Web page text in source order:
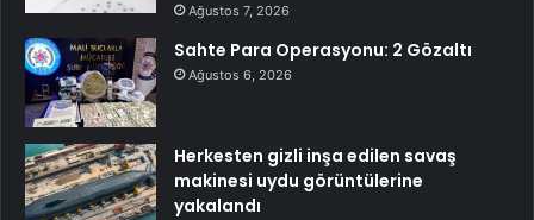
Ağustos 7, 2026
Sahte Para Operasyonu: 2 Gözaltı
Ağustos 6, 2026
Herkesten gizli inşa edilen savaş
makinesi uydu görüntülerine
yakalandı